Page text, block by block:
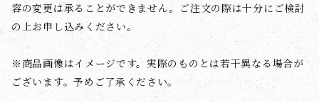
容の変更は承ることができません。ご注文の際は十分にご検討
の上お申し込みください。
※商品画像はイメージです。実際のものとは若干異なる場合が
ございます。予めご了承ください。